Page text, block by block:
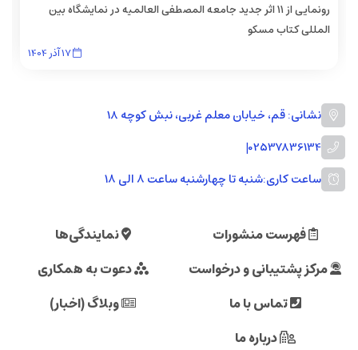
رونمایی از ۱۱ اثر جدید جامعه المصطفی العالمیه در نمایشگاه بین
المللی کتاب مسکو
17آذر1404
نشانی: قم، خیابان معلم غربی، نبش کوچه 18
02537836134
|
ساعت کاری:شنبه تا چهارشنبه ساعت ۸ الی ۱۸
فهرست منشورات
نمایندگی‌ها
مرکز پشتیبانی و درخواست
دعوت به همکاری
تماس با ما
وبلاگ (اخبار)
درباره ما